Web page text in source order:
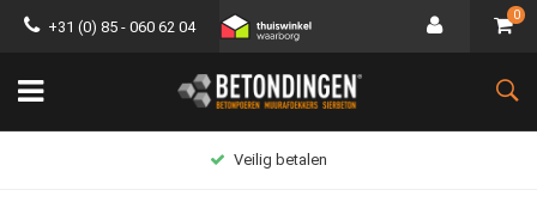
+31 (0) 85 - 060 62 04
0
Groot assortiment